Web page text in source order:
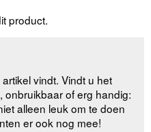
product.
vindt. Vindt u het
onbruikbaar of erg handig:
alleen leuk om te doen
er ook nog mee!